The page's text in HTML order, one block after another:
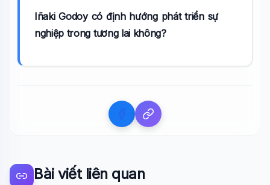
Iñaki Godoy có định hướng phát triển sự
nghiệp trong tương lai không?
Bài viết liên quan